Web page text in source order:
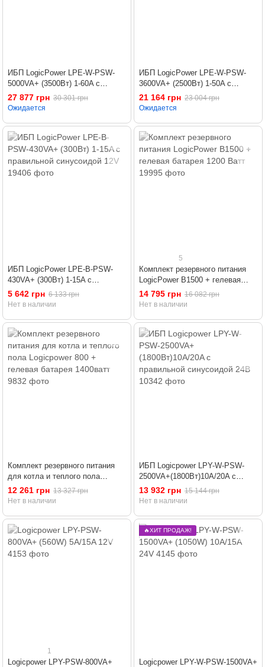
ИБП LogicPower LPE-W-PSW-
5000VA+ (3500Вт) 1-60A с
правильной синусоидой 24V
27 877 грн 30 301 грн
Ожидается
ИБП LogicPower LPE-W-PSW-
3600VA+ (2500Вт) 1-50A с
правильной синусоидой 24V
21 164 грн 23 004 грн
Ожидается
ИБП LogicPower LPE-B-PSW-
430VA+ (300Вт) 1-15A с
правильной синусоидой 12V
5 642 грн 6 133 грн
Нет в наличии
5
Комплект резервного питания
LogicPower B1500 + гелевая
батарея 1200 Ватт
14 795 грн 16 082 грн
Нет в наличии
Комплект резервного питания
для котла и теплого пола
Logicpower 800 + гелевая
батарея 1400ватт
12 261 грн 13 327 грн
Нет в наличии
ИБП Logicpower LPY-W-PSW-
2500VA+(1800Вт)10A/20A с
правильной синусоидой 24В
13 932 грн 15 144 грн
Нет в наличии
1
Logicpower LPY-PSW-800VA+
🔥ХИТ ПРОДАЖ!
Logicpower LPY-W-PSW-1500VA+